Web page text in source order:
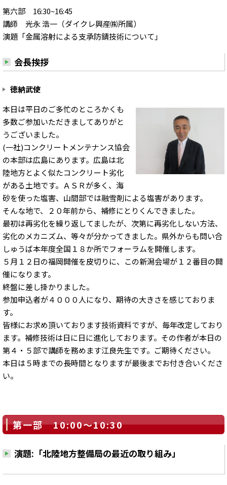
第六部 16:30~16:45
講師 光永 浩一（ダイクレ興産㈱所属）
演題「金属溶射による支承防錆技術について」
会長挨拶
徳納武使
本日は平日のご多忙のところかくも
多数ご参加いただきましてありがと
うございました。
(一社)コンクリートメンテナンス協会
の本部は広島にあります。広島は北
陸地方とよく似たコンクリート劣化
がある土地です。ＡＳＲが多く、海
砂を使った塩害、山間部では融雪剤による塩害があります。
そんな地で、２０年前から、補修にとりくんできました。
最初は再劣化を繰り返してましたが、次第に再劣化しない方法、
劣化のメカニズム、等々が分かってきました。県外からも問い合
しゅうば本年度全国１８か所でフォーラムを開催します。
５月１２日の福岡開催を皮切りに、この新潟会場が１２番目の開
催になります。
終盤に差し掛かりました。
参加申込者が４０００人になり、期待の大きさを感じておりま
す。
皆様にお求め頂いております技術資料ですが、毎年改定しており
ます。補修技術は日に日に進化しております。その作者が本日の
第４・５部で講師を務めます江良先生です。ご期待ください。
本日は５時までの長時間となりますが最後までお付き合いくださ
い。
第一部 10:00～10:30
演題:「北陸地方整備局の最近の取り組み」